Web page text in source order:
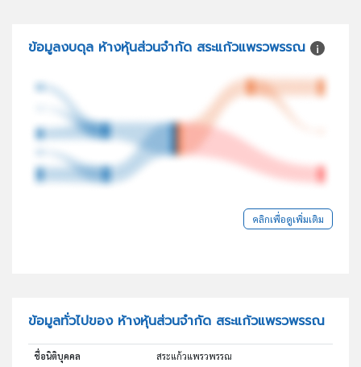
ข้อมูลงบดุล ห้างหุ้นส่วนจำกัด สระแก้วแพรวพรรณ
คลิกเพื่อดูเพิ่มเติม
ข้อมูลทั่วไปของ ห้างหุ้นส่วนจำกัด สระแก้วแพรวพรรณ
ชื่อนิติบุคคล สระแก้วแพรวพรรณ